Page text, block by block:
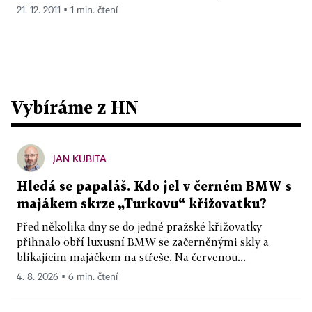
21. 12. 2011 ▪ 1 min. čtení
Vybíráme z HN
JAN KUBITA
Hledá se papaláš. Kdo jel v černém BMW s
majákem skrze „Turkovu“ křižovatku?
Před několika dny se do jedné pražské křižovatky
přihnalo obří luxusní BMW se začerněnými skly a
blikajícím majáčkem na střeše. Na červenou...
4. 8. 2026 ▪ 6 min. čtení